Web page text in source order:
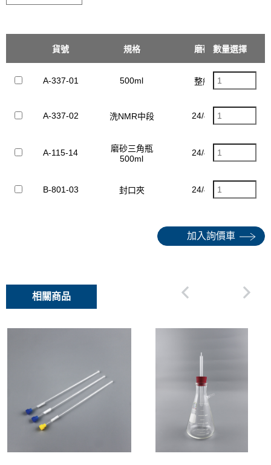
貨號 規格 磨砂 數量選擇
A-337-01 500ml 整組
A-337-02 洗NMR中段 24/40
A-115-14
磨砂三角瓶
500ml
24/40
B-801-03 封口夾 24/40
加入詢價車
相關商品